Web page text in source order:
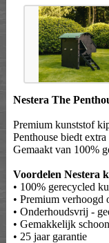
Nestera The
Premium kunststof
Penthouse biedt
Gemaakt van 100%
Voordelen Nestera
• 100% gerecycled
• Premium verhoogd
• Onderhoudsvrij -
• Gemakkelijk
• 25 jaar garantie